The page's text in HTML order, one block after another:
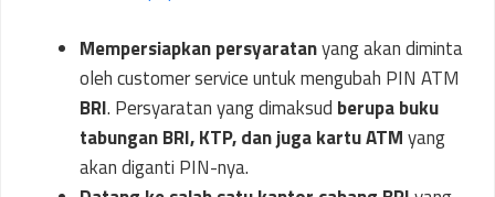
Mempersiapkan persyaratanyang akan diminta
oleh customer service untuk mengubah PIN ATM
BRI. Persyaratan yang dimaksud berupa buku
tabungan BRI, KTP, dan juga kartu ATMyang
akan diganti PIN-nya.